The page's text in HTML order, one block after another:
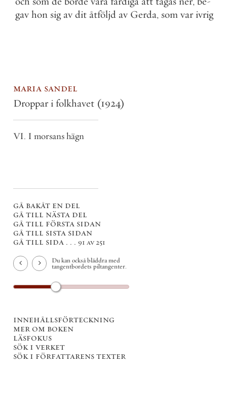
gav hon sig av dit åtföljd av Gerda, som var ivrig
maria sandel
Droppar i folkhavet (1924)
VI. I morsans hägn
gå bakåt en del
gå till nästa del
gå till första sidan
gå till sista sidan
gå till sida . . . 91 av 251
Du kan också bläddra med
tangentbordets piltangenter.
innehållsförteckning
mer om boken
läsfokus
sök i verket
sök i författarens texter